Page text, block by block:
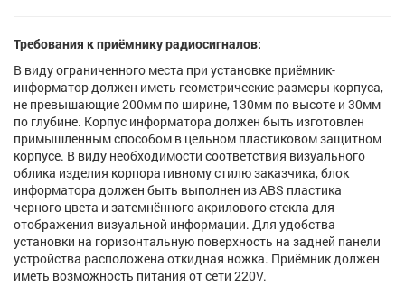
Требования к приёмнику радиосигналов:
В виду ограниченного места при установке приёмник-
информатор должен иметь геометрические размеры корпуса,
не превышающие 200мм по ширине, 130мм по высоте и 30мм
по глубине. Корпус информатора должен быть изготовлен
примышленным способом в цельном пластиковом защитном
корпусе. В виду необходимости соответствия визуального
облика изделия корпоративному стилю заказчика, блок
информатора должен быть выполнен из ABS пластика
черного цвета и затемнённого акрилового стекла для
отображения визуальной информации. Для удобства
установки на горизонтальную поверхность на задней панели
устройства расположена откидная ножка. Приёмник должен
иметь возможность питания от сети 220V.